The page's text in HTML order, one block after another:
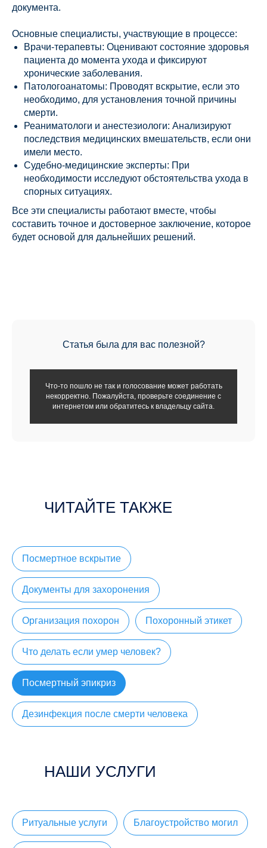
документа.
Основные специалисты, участвующие в процессе:
Врачи-терапевты: Оценивают состояние здоровья
пациента до момента ухода и фиксируют
хронические заболевания.
Патологоанатомы: Проводят вскрытие, если это
необходимо, для установления точной причины
смерти.
Реаниматологи и анестезиологи: Анализируют
последствия медицинских вмешательств, если они
имели место.
Судебно-медицинские эксперты: При
необходимости исследуют обстоятельства ухода в
спорных ситуациях.
Все эти специалисты работают вместе, чтобы
составить точное и достоверное заключение, которое
будет основой для дальнейших решений.
Статья была для вас полезной?
Что-то пошло не так и голосование может работать
некорректно. Пожалуйста, проверьте соединение с
интернетом или обратитесь к владельцу сайта.
ЧИТАЙТЕ ТАКЖЕ
Посмертное вскрытие
Документы для захоронения
Организация похорон Похоронный этикет
Что делать если умер человек?
Посмертный эпикриз
Дезинфекция после смерти человека
НАШИ УСЛУГИ
Ритуальные услуги Благоустройство могил